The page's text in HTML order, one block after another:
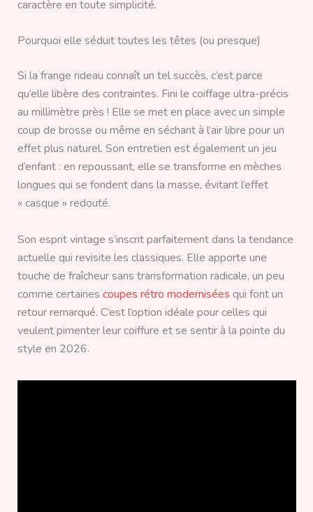
caractère en toute simplicité.
Pourquoi elle séduit toutes les têtes (ou presque)
Si la frange rideau connaît un tel succès, c’est parce
qu’elle libère des contraintes. Fini le coiffage ultra-précis
au millimètre près ! Elle se met en place avec un simple
coup de brosse ou même en séchant à l’air libre pour un
effet plus naturel. Son entretien est également un jeu
d’enfant : en repoussant, elle se transforme en mèches
longues qui se fondent dans la masse, évitant l’effet
« casque » redouté.
Son esprit vintage s’inscrit parfaitement dans la tendance
actuelle qui revisite les classiques. Elle apporte une
touche de fraîcheur sans transformation radicale, un peu
comme certaines coupes rétro modernisées qui font un
retour remarqué. C’est l’option idéale pour celles qui
veulent pimenter leur coiffure et se sentir à la pointe du
style en 2026.